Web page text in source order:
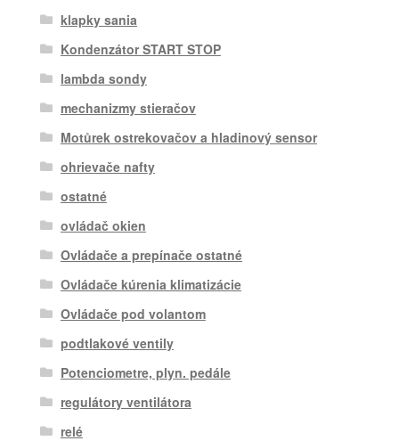
klapky sania
Kondenzátor START STOP
lambda sondy
mechanizmy stieračov
Motůrek ostrekovačov a hladinový sensor
ohrievače nafty
ostatné
ovládač okien
Ovládače a prepínače ostatné
Ovládače kúrenia klimatizácie
Ovládače pod volantom
podtlakové ventily
Potenciometre, plyn. pedále
regulátory ventilátora
relé